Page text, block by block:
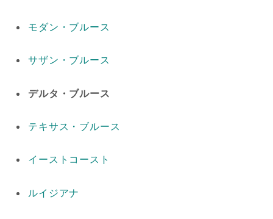
モダン・ブルース
サザン・ブルース
デルタ・ブルース
テキサス・ブルース
イーストコースト
ルイジアナ